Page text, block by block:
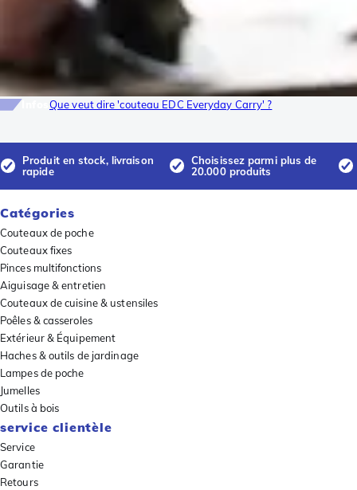
Que veut dire 'couteau EDC Everyday Carry' ?
Produit en stock, livraison
rapide
Choisissez parmi plus de
20.000 produits
Catégories
Couteaux de poche
Couteaux fixes
Pinces multifonctions
Aiguisage & entretien
Couteaux de cuisine & ustensiles
Poêles & casseroles
Extérieur & Équipement
Haches & outils de jardinage
Lampes de poche
Jumelles
Outils à bois
service clientèle
Service
Garantie
Retours